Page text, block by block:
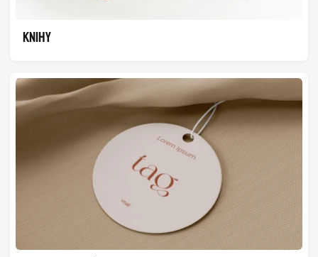
KNIHY